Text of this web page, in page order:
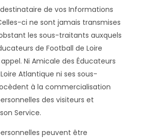
de vos Informations
ci ne sont jamais transmises
les sous-traitants auxquels
de Football de Loire
Ni Amicale des Éducateurs
Atlantique ni ses sous-
à la commercialisation
des visiteurs et
Service.
peuvent être